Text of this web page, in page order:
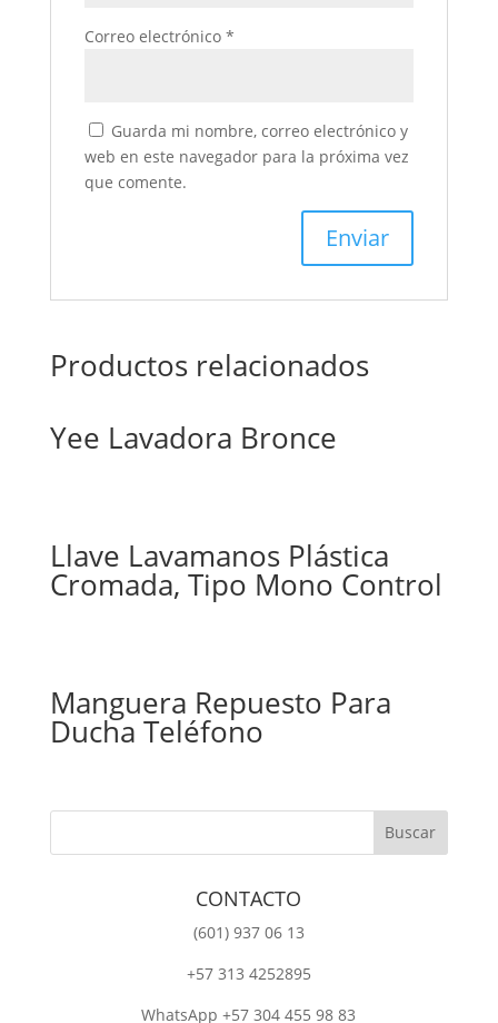
Correo electrónico *
Guarda mi nombre, correo electrónico y
web en este navegador para la próxima vez
que comente.
Productos relacionados
Yee Lavadora Bronce
Llave Lavamanos Plástica
Cromada, Tipo Mono Control
Manguera Repuesto Para
Ducha Teléfono
CONTACTO
‎(601) 937 06 13
‎+57 313 4252895
WhatsApp +57 304 455 98 83